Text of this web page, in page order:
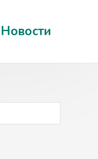
Новости